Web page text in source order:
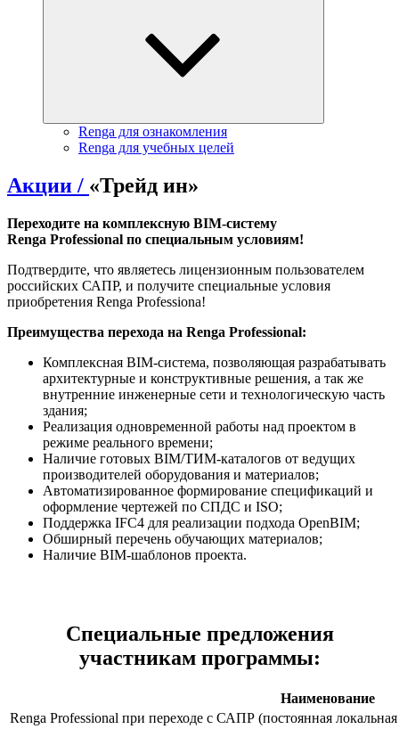
Renga для ознакомления
Renga для учебных целей
Акции / «Трейд ин»
Переходите на комплексную BIM-систему
Renga Professional по специальным условиям!
Подтвердите, что являетесь лицензионным пользователем
российских САПР, и получите специальные условия
приобретения Renga Professiona!
Преимущества перехода на Renga Professional:
Комплексная BIM-система, позволяющая разрабатывать
архитектурные и конструктивные решения, а так же
внутренние инженерные сети и технологическую часть
здания;
Реализация одновременной работы над проектом в
режиме реального времени;
Наличие готовых BIM/ТИМ-каталогов от ведущих
производителей оборудования и материалов;
Автоматизированное формирование спецификаций и
оформление чертежей по СПДС и ISO;
Поддержка IFC4 для реализации подхода OpenBIM;
Обширный перечень обучающих материалов;
Наличие BIM-шаблонов проекта.
Специальные предложения
участникам программы:
Наименование
Renga Professional при переходе с САПР (постоянная